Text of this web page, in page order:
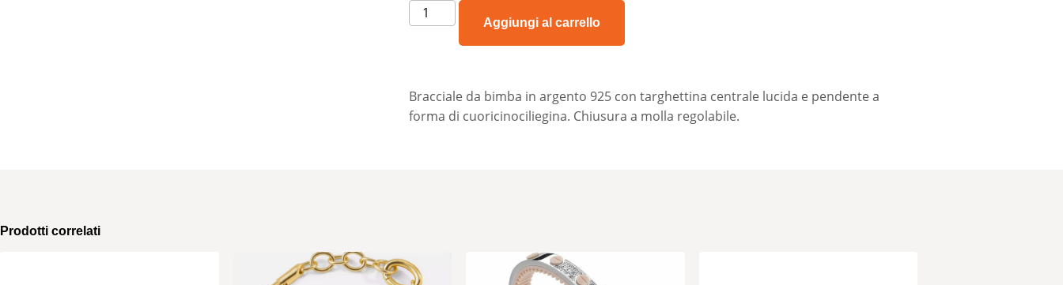
Aggiungi al carrello
Bracciale da bimba in argento 925 con targhettina centrale lucida e pendente a
forma di cuoricinociliegina. Chiusura a molla regolabile.
Prodotti correlati